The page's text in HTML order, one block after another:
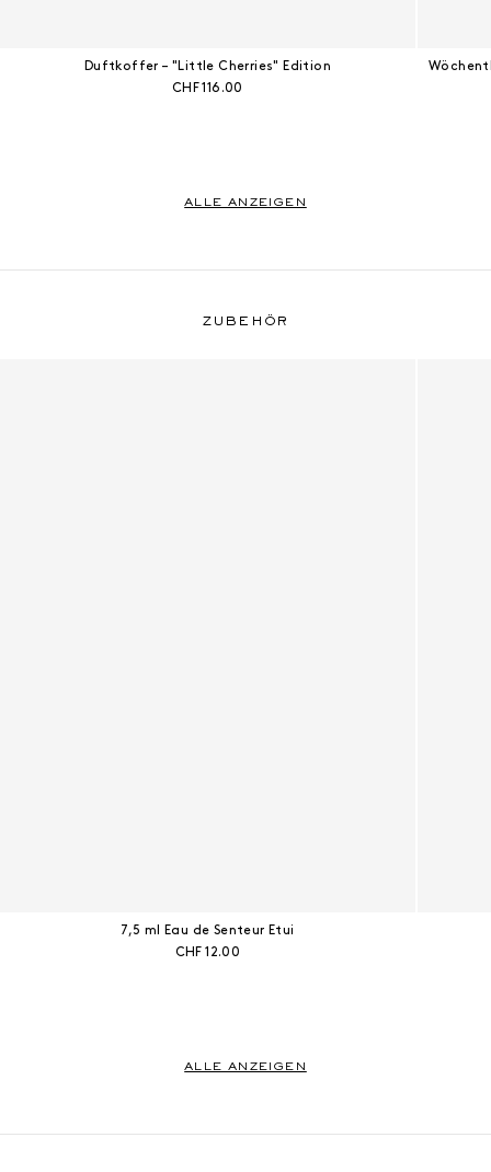
Duftkoffer – "Little Cherries" Edition
Aktueller Preis:
CHF 116.00
ALLE ANZEIGEN
ZUBEHÖR
7,5 ml Eau de Senteur Etui
Aktueller Preis:
CHF 12.00
ALLE ANZEIGEN